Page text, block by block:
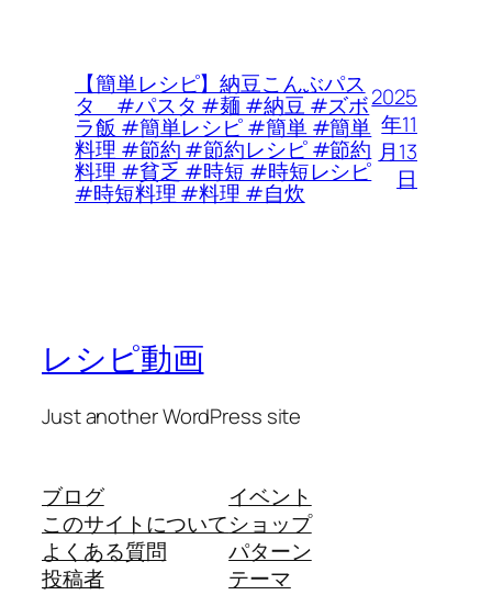
【簡単レシピ】納豆こんぶパス
タ #パスタ #麺 #納豆 #ズボ
ラ飯 #簡単レシピ #簡単 #簡単
料理 #節約 #節約レシピ #節約
料理 #貧乏 #時短 #時短レシピ
#時短料理 #料理 #自炊
2025
年11
月13
日
レシピ動画
Just another WordPress site
ブログ
このサイトについて
よくある質問
投稿者
イベント
ショップ
パターン
テーマ